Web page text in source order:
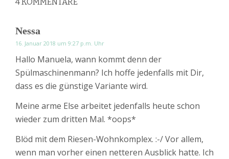
Nessa
16. Januar 2018 um 9:27 p.m. Uhr
Hallo Manuela, wann kommt denn der
Spülmaschinenmann? Ich hoffe jedenfalls mit Dir,
dass es die günstige Variante wird.
Meine arme Else arbeitet jedenfalls heute schon
wieder zum dritten Mal. *oops*
Blöd mit dem Riesen-Wohnkomplex. :-/ Vor allem,
wenn man vorher einen netteren Ausblick hatte. Ich